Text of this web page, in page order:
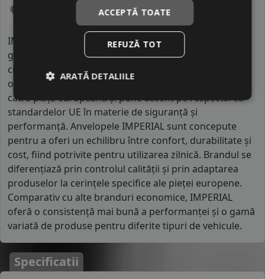
IMPERIAL este un brand european de anvelope,
gestionat de un distribuitor important din Belgia, dar
cu producția realizată în Asia, în fabrici moderne
operate de mii de angajați. Compania este orientată
către piața europeană și pune accent pe respectarea
standardelor UE în materie de siguranță și
performanță. Anvelopele IMPERIAL sunt concepute
pentru a oferi un echilibru între confort, durabilitate și
cost, fiind potrivite pentru utilizarea zilnică. Brandul se
diferențiază prin controlul calității și prin adaptarea
produselor la cerințele specifice ale pieței europene.
Comparativ cu alte branduri economice, IMPERIAL
oferă o consistență mai bună a performanței și o gamă
variată de produse pentru diferite tipuri de vehicule.
Specificatii
ACCEPTĂ TOATE
REFUZĂ TOT
ARATĂ DETALIILE